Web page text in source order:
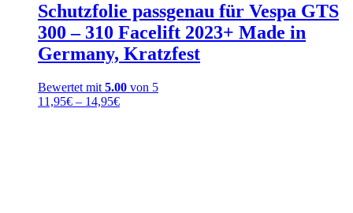
Schutzfolie passgenau für Vespa GTS
300 – 310 Facelift 2023+ Made in
Germany, Kratzfest
Bewertet mit 5.00 von 5
11,95€ – 14,95€Preisspanne: